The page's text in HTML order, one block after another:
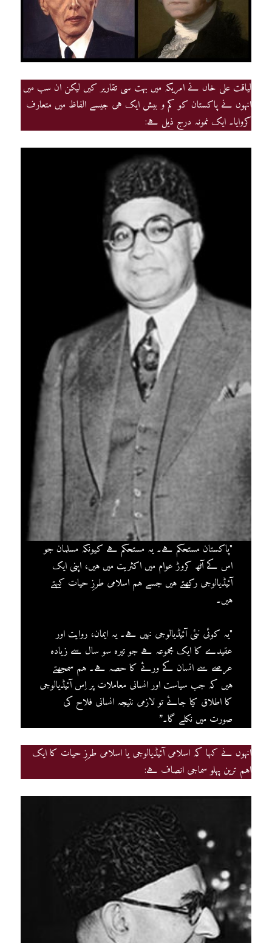
لیاقت علی خاں نے امریکہ میں بہت سی تقاریر کیں لیکن ان سب میں
انہوں نے پاکستان کو کم و بیش ایک ہی جیسے الفاظ میں متعارف
کروایا۔ ایک نمونہ درج ذیل ہے:
"پاکستان مستحکم ہے۔ یہ مستحکم ہے کیونکہ مسلمان جو
اس کے آٹھ کروڑ عوام میں اکثریت میں ہیں، اپنی ایک
آئیڈیالوجی رکھتے ہیں جسے ہم اسلامی طرزِ حیات کہتے
ہیں۔
"یہ کوئی نئی آئیڈیالوجی نہیں ہے۔ یہ ایمان، روایت اور
عقیدے کا ایک مجموعہ ہے جو تیرہ سو سال سے زیادہ
عرصے سے انسان کے ورثے کا حصہ ہے۔ ہم سمجھتے
ہیں کہ جب سیاست اور انسانی معاملات پر اِس آئیڈیالوجی
کا اطلاق کیا جائے تو لازمی نتیجہ انسانی فلاح کی
صورت میں نکلے گا۔”
انہوں نے کہا کہ اسلامی آئیڈیالوجی یا اسلامی طرزِ حیات کا ایک
اہم ترین پہلو سماجی انصاف ہے: